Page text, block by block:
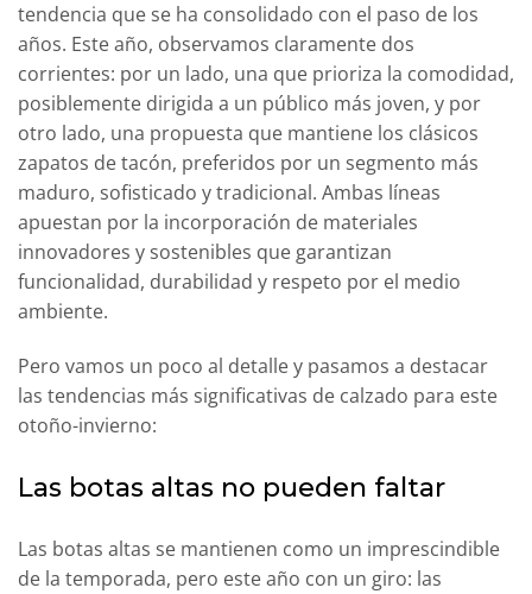
tendencia que se ha consolidado con el paso de los
años. Este año, observamos claramente dos
corrientes: por un lado, una que prioriza la comodidad,
posiblemente dirigida a un público más joven, y por
otro lado, una propuesta que mantiene los clásicos
zapatos de tacón, preferidos por un segmento más
maduro, sofisticado y tradicional. Ambas líneas
apuestan por la incorporación de materiales
innovadores y sostenibles que garantizan
funcionalidad, durabilidad y respeto por el medio
ambiente.
Pero vamos un poco al detalle y pasamos a destacar
las tendencias más significativas de calzado para este
otoño-invierno:
Las botas altas no pueden faltar
Las botas altas se mantienen como un imprescindible
de la temporada, pero este año con un giro: las